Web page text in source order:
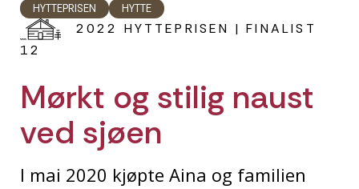
HYTTEPRISEN HYTTE
2022 HYTTEPRISEN | FINALIST
12
Mørkt og stilig naust
ved sjøen
I mai 2020 kjøpte Aina og familien